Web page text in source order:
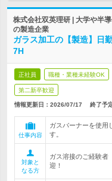
株式会社双英理研 | 大学や半
の製造企業
ガラス加工の【製造】日
7H
正社員 職種・業種未経験OK
第二新卒歓迎
情報更新日：2026/07/17 終了予
仕事内容
ガスバーナーを使用
す。
対象と
なる方
ガス溶接のご経験
迎！